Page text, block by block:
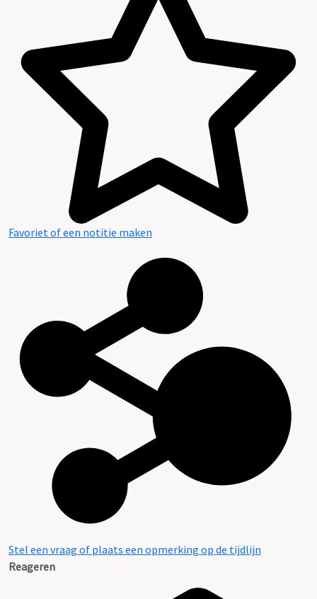
Favoriet of een notitie maken
Stel een vraag of plaats een opmerking op de tijdlijn
Reageren